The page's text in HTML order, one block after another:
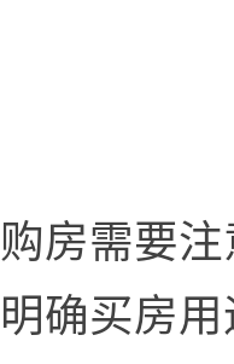
购房需要
明确买房